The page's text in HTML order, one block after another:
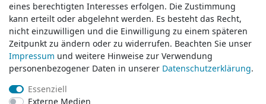
Wünschen Sie einen Rückruf?
service@klamato.de
Schreiben Sie uns:
service@klamato.de
eines berechtigten Interesses erfolgen. Die Zustimmung
kann erteilt oder abgelehnt werden. Es besteht das Recht,
nicht einzuwilligen und die Einwilligung zu einem späteren
Zeitpunkt zu ändern oder zu widerrufen. Beachten Sie unser
Impressum und weitere Hinweise zur Verwendung
personenbezogener Daten in unserer Daten­schutz­erklärung.
Essenziell
Externe Medien
eines berechtigten Interesses erfolgen. Die Zustimmung
kann erteilt oder abgelehnt werden. Es besteht das Recht,
nicht einzuwilligen und die Einwilligung zu einem späteren
Zeitpunkt zu ändern oder zu widerrufen. Beachten Sie unser
Impressum und weitere Hinweise zur Verwendung
personenbezogener Daten in unserer Daten­schutz­erklärung.
Essenziell
Externe Medien